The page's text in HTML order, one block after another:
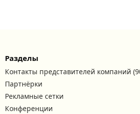
Разделы
Контакты представителей компаний
Партнёрки
Рекламные сетки
Конференции